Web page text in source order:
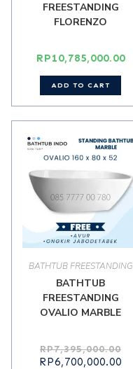
FREESTANDING
FLORENZO
RP10,785,000.00
ADD TO CART
BATHTUB FREESTANDING
BATHTUB
FREESTANDING
OVALIO MARBLE
RP7,395,000.00
RP6,700,000.00